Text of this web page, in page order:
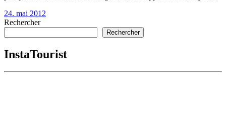
24. mai 2012
Rechercher
Rechercher
InstaTourist